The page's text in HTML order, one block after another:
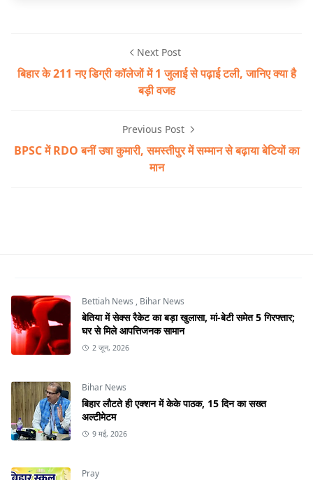
Next Post
बिहार के 211 नए डिग्री कॉलेजों में 1 जुलाई से पढ़ाई टली, जानिए क्या है
बड़ी वजह
Previous Post
BPSC में RDO बनीं उषा कुमारी, समस्तीपुर में सम्मान से बढ़ाया बेटियों का
मान
Bettiah News , Bihar News
बेतिया में सेक्स रैकेट का बड़ा खुलासा, मां-बेटी समेत 5 गिरफ्तार;
घर से मिले आपत्तिजनक सामान
2 जून, 2026
Bihar News
बिहार लौटते ही एक्शन में केके पाठक, 15 दिन का सख्त
अल्टीमेटम
9 मई, 2026
Pray